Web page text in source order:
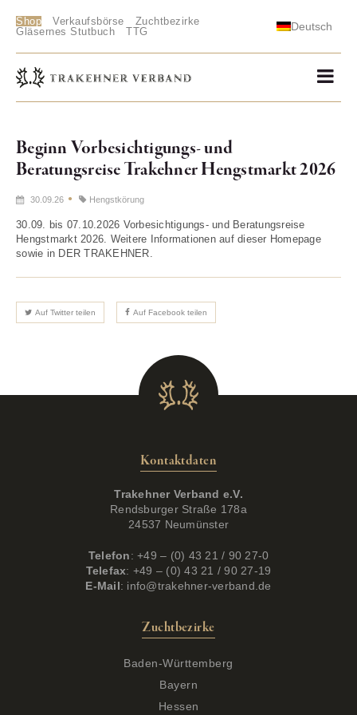
Shop Verkaufsbörse
Zuchtbezirke
Gläsernes Stutbuch
TTG Deutsch
Beginn Vorbesichtigungs- und
Beratungsreise Trakehner Hengstmarkt 2026
30.09.26 Hengstkörung
30.09. bis 07.10.2026 Vorbesichtigungs- und Beratungsreise
Hengstmarkt 2026. Weitere Informationen auf dieser Homepage
sowie in DER TRAKEHNER.
Auf Twitter teilen Auf Facebook teilen
Kontaktdaten
Trakehner Verband e.V.
Rendsburger Straße 178a
24537 Neumünster
Telefon: +49 – (0) 43 21 / 90 27-0
Telefax: +49 – (0) 43 21 / 90 27-19
E-Mail: info@trakehner-verband.de
Zuchtbezirke
Baden-Württemberg
Bayern
Hessen